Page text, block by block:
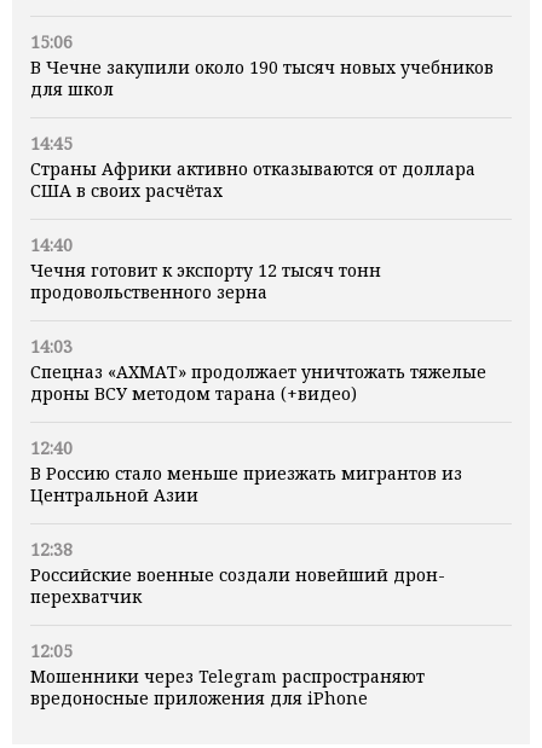
15:06
В Чечне закупили около 190 тысяч новых учебников
для школ
14:45
Страны Африки активно отказываются от доллара
США в своих расчётах
14:40
Чечня готовит к экспорту 12 тысяч тонн
продовольственного зерна
14:03
Спецназ «АХМАТ» продолжает уничтожать тяжелые
дроны ВСУ методом тарана (+видео)
12:40
В Россию стало меньше приезжать мигрантов из
Центральной Азии
12:38
Российские военные создали новейший дрон-
перехватчик
12:05
Мошенники через Telegram распространяют
вредоносные приложения для iPhone